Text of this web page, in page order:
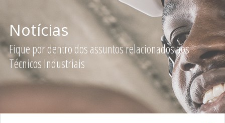
Notícias
Fique por dentro dos assuntos relacionados aos
Técnicos Industriais